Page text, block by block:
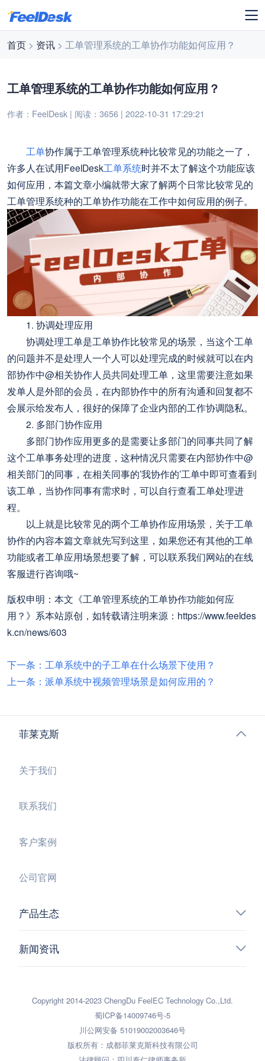
首页 > 资讯 > 工单管理系统的工单协作功能如何应用？
工单管理系统的工单协作功能如何应用？
作者：FeelDesk | 阅读：3656 | 2022-10-31 17:29:21
工单协作属于工单管理系统种比较常见的功能之一了，
许多人在试用FeelDesk工单系统时并不太了解这个功能应该
如何应用，本篇文章小编就带大家了解两个日常比较常见的
工单管理系统种的工单协作功能在工作中如何应用的例子。
1. 协调处理应用
协调处理工单是工单协作比较常见的场景，当这个工单
的问题并不是处理人一个人可以处理完成的时候就可以在内
部协作中@相关协作人员共同处理工单，这里需要注意如果
发单人是外部的会员，在内部协作中的所有沟通和回复都不
会展示给发布人，很好的保障了企业内部的工作协调隐私。
2. 多部门协作应用
多部门协作应用更多的是需要让多部门的同事共同了解
这个工单事务处理的进度，这种情况只需要在内部协作中@
相关部门的同事，在相关同事的’我协作的’工单中即可查看到
该工单，当协作同事有需求时，可以自行查看工单处理进
程。
以上就是比较常见的两个工单协作应用场景，关于工单
协作的内容本篇文章就先写到这里，如果您还有其他的工单
功能或者工单应用场景想要了解，可以联系我们网站的在线
客服进行咨询哦~
版权申明：本文《工单管理系统的工单协作功能如何应
用？》系本站原创，如转载请注明来源：https://www.feeldes
k.cn/news/603
下一条：工单系统中的子工单在什么场景下使用？
上一条：派单系统中视频管理场景是如何应用的？
菲莱克斯
关于我们
联系我们
客户案例
公司官网
产品生态
新闻资讯
Copyright 2014-2023 ChengDu FeelEC Technology Co.,Ltd.
蜀ICP备14009746号-5
川公网安备 51019002003646号
版权所有：成都菲莱克斯科技有限公司